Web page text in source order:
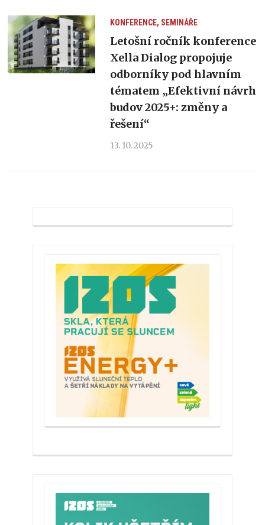
KONFERENCE, SEMINÁŘE
Letošní ročník konference
Xella Dialog propojuje
odborníky pod hlavním
tématem „Efektivní návrh
budov 2025+: změny a
řešení“
13. 10. 2025